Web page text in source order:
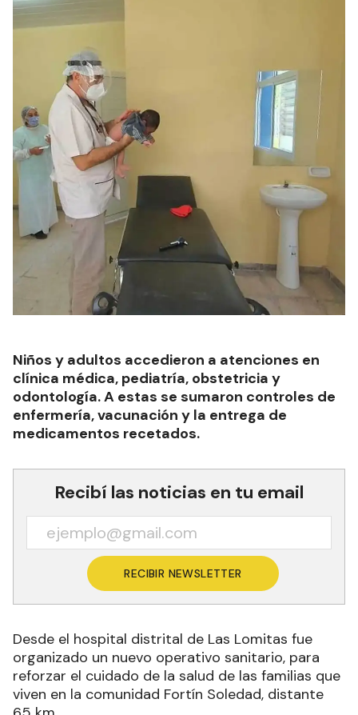
Niños y adultos accedieron a atenciones en
clínica médica, pediatría, obstetricia y
odontología. A estas se sumaron controles de
enfermería, vacunación y la entrega de
medicamentos recetados.
Recibí las noticias en tu email
RECIBIR NEWSLETTER
Desde el hospital distrital de Las Lomitas fue
organizado un nuevo operativo sanitario, para
reforzar el cuidado de la salud de las familias que
viven en la comunidad Fortín Soledad, distante